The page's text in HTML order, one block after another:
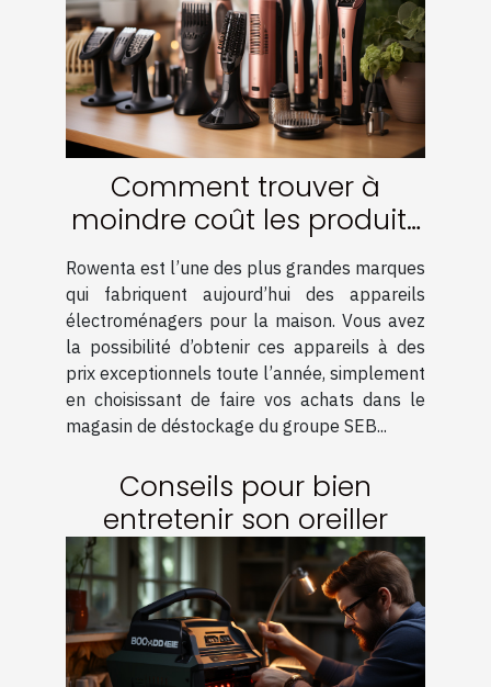
Comment trouver à
moindre coût les produits
de la marque Rowenta ?
Rowenta est l’une des plus grandes marques
qui fabriquent aujourd’hui des appareils
électroménagers pour la maison. Vous avez
la possibilité d’obtenir ces appareils à des
prix exceptionnels toute l’année, simplement
en choisissant de faire vos achats dans le
magasin de déstockage du groupe SEB...
Conseils pour bien
entretenir son oreiller